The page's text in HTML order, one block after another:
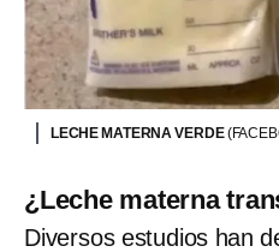
LECHE MATERNA VERDE
¿Leche materna
Diversos estudios han